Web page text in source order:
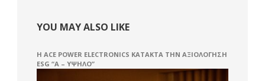
YOU MAY ALSO LIKE
Η ACE POWER ELECTRONICS ΚΑΤΑΚΤΆ ΤΗΝ ΑΞΙΟΛΌΓΗΣΗ
ESG “A – ΥΨΗΛΌ”